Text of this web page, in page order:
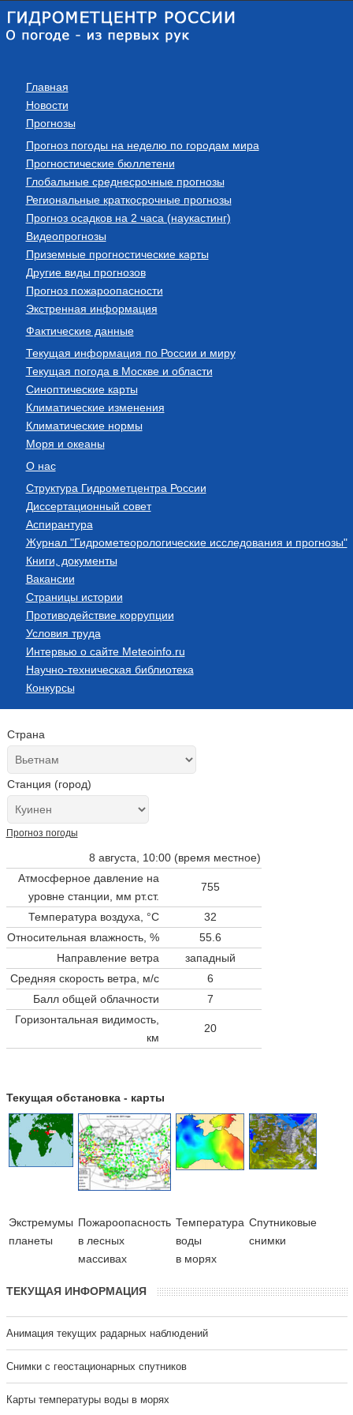
Главная
Новости
Прогнозы
Прогноз погоды на неделю по городам мира
Прогностические бюллетени
Глобальные среднесрочные прогнозы
Региональные краткосрочные прогнозы
Прогноз осадков на 2 часа (наукастинг)
Видеопрогнозы
Приземные прогностические карты
Другие виды прогнозов
Прогноз пожароопасности
Экстренная информация
Фактические данные
Текущая информация по России и миру
Текущая погода в Москве и области
Синоптические карты
Климатические изменения
Климатические нормы
Моря и океаны
О нас
Структура Гидрометцентра России
Диссертационный совет
Аспирантура
Журнал "Гидрометеорологические исследования и прогнозы"
Книги, документы
Вакансии
Страницы истории
Противодействие коррупции
Условия труда
Интервью о сайте Meteoinfo.ru
Научно-техническая библиотека
Конкурсы
Страна
Станция (город)
Прогноз погоды
8 августа, 10:00 (время местное)
Атмосферное давление на
уровне станции, мм рт.ст.
755
Температура воздуха, °C
32
Относительная влажность, %
55.6
Направление ветра
западный
Средняя скорость ветра, м/с
6
Балл общей облачности
7
Горизонтальная видимость,
км
20
Текущая обстановка - карты
Экстремумы
планеты
Пожароопасность
в лесных
массивах
Температура
воды
в морях
Cпутниковые
снимки
ТЕКУЩАЯ ИНФОРМАЦИЯ
Анимация текущих радарных наблюдений
Cнимки с геостационарных спутников
Карты температуры воды в морях